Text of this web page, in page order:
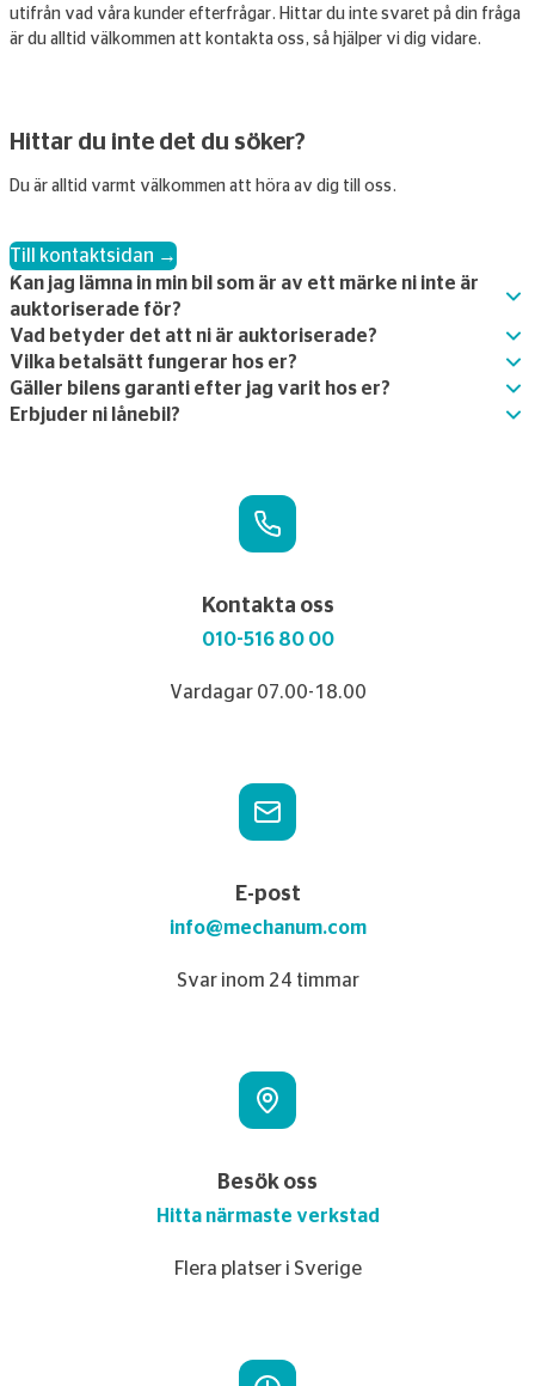
utifrån vad våra kunder efterfrågar. Hittar du inte svaret på din fråga
är du alltid välkommen att kontakta oss, så hjälper vi dig vidare.
Hittar du inte det du söker?
Du är alltid varmt välkommen att höra av dig till oss.
Till kontaktsidan →
Kan jag lämna in min bil som är av ett märke ni inte är
auktoriserade för?
Vad betyder det att ni är auktoriserade?
Vilka betalsätt fungerar hos er?
Gäller bilens garanti efter jag varit hos er?
Erbjuder ni lånebil?
Kontakta oss
010-516 80 00
Vardagar 07.00-18.00
E-post
info@mechanum.com
Svar inom 24 timmar
Besök oss
Hitta närmaste verkstad
Flera platser i Sverige